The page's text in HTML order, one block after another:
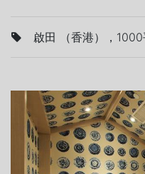
啟田 （香港），